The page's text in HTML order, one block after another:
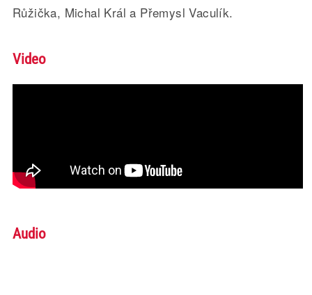
Růžička, Michal Král a Přemysl Vaculík.
Video
Audio